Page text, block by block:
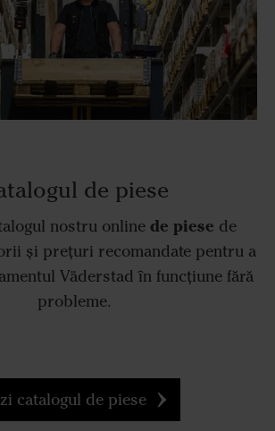
de piese
nostru onlinede piese de
și prețuri recomandate pentru a
Väderstad în funcțiune fără
probleme.
catalogul de piese